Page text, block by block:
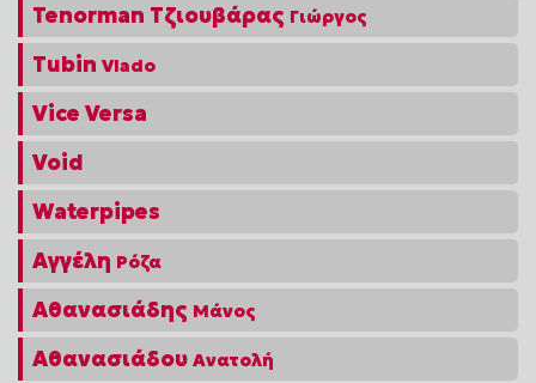
Tenorman Τζιουβάρας Γιώργος
Tubin Vlado
Vice Versa
Void
Waterpipes
Αγγέλη Ρόζα
Αθανασιάδης Μάνος
Αθανασιάδου Ανατολή